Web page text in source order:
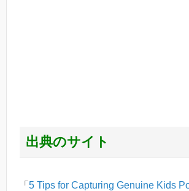
出典のサイト
「 5 Tips for Capturing Genuine Kids